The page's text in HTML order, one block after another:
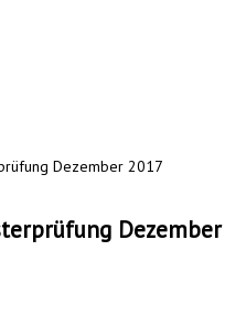
Dezember 2017
Dezember